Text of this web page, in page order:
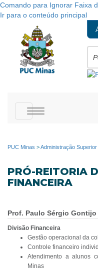
Comando para Ignorar Faixa
Ir para o conteúdo principal
Toggle
navigation
PUC Minas >Administração Superior
PRÓ-REITORIA
FINANCEIRA
Prof. Paulo Sérgio Gontijo
Divisão Financeira
Gestão operacional da
Controle financeiro
Atendimento a alunos
Minas